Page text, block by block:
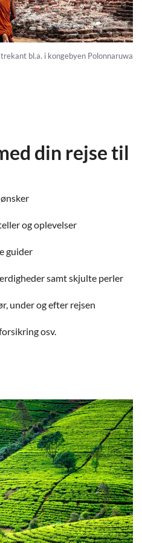
bl.a. i kongebyen Polonnaruwa
din rejse til
og oplevelser
guider
samt skjulte perler
under og efter rejsen
osv.